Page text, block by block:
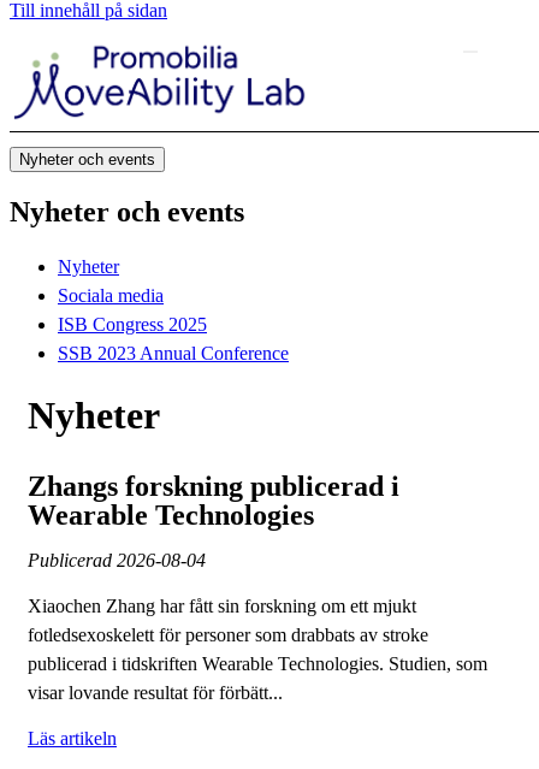
Till innehåll på sidan
Nyheter och events
Nyheter och events
Nyheter
Sociala media
ISB Congress 2025
SSB 2023 Annual Conference
Nyheter
Zhangs forskning publicerad i
Wearable Technologies
Publicerad 2026-08-04
Xiaochen Zhang har fått sin forskning om ett mjukt
fotledsexoskelett för personer som drabbats av stroke
publicerad i tidskriften Wearable Technologies. Studien, som
visar lovande resultat för förbätt...
Läs artikeln